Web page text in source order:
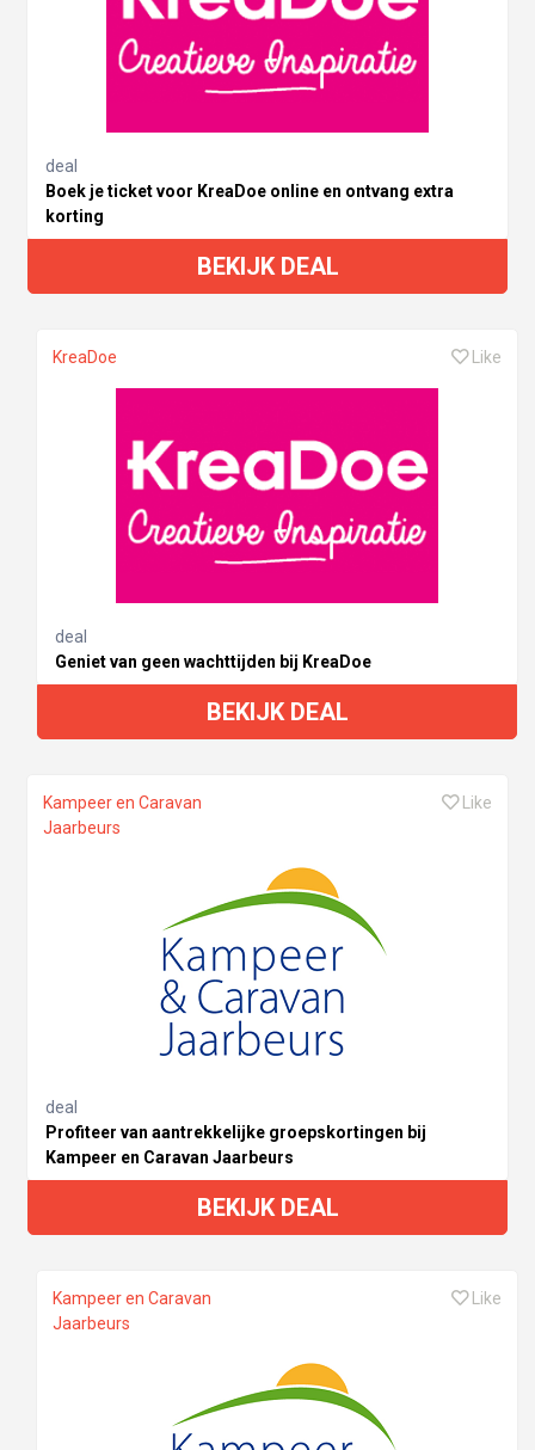
deal
Boek je ticket voor KreaDoe online en ontvang extra
korting
BEKIJK DEAL
KreaDoe Like
deal
Geniet van geen wachttijden bij KreaDoe
BEKIJK DEAL
Kampeer en Caravan
Jaarbeurs
Like
deal
Profiteer van aantrekkelijke groepskortingen bij
Kampeer en Caravan Jaarbeurs
BEKIJK DEAL
Kampeer en Caravan
Jaarbeurs
Like